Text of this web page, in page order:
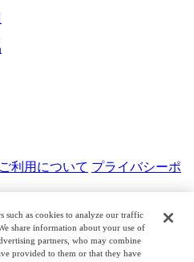
利用について プライバシーポ
ALL RIGHTS
広報
such as cookies to analyze our traffic
share information about your use of
partners, who may combine
provided to them or that they have